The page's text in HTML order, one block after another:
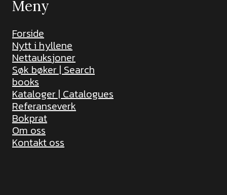
Meny
Forside
Nytt i hyllene
Nettauksjoner
Søk bøker | Search
books
Kataloger | Catalogues
Referanseverk
Bokprat
Om oss
Kontakt oss